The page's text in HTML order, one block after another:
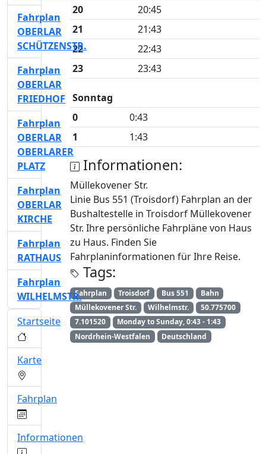
20
20:45
21
21:43
22
22:43
23
23:43
Sonntag
0
0:43
1
1:43
Informationen:
Müllekovener Str.
Linie Bus 551 (Troisdorf) Fahrplan an der
Bushaltestelle in Troisdorf Müllekovener
Str. Ihre persönliche Fahrpläne von Haus
zu Haus. Finden Sie
Fahrplaninformationen für Ihre Reise.
Tags:
Fahrplan Troisdorf Bus 551
Bahn
Müllekovener Str.
Wilhelmstr.
50.775700
7.101520
Monday to Sunday, 0:43 - 1:43
Nordrhein-Westfalen
Deutschland
Fahrplan
OBERLAR
SCHÜTZENSTR.
Fahrplan
OBERLAR
FRIEDHOF
Fahrplan
OBERLAR
OBERLARER
PLATZ
Fahrplan
OBERLAR
KIRCHE
Fahrplan
RATHAUS
Fahrplan
WILHELMSTR.
Startseite
Karte
Fahrplan
Informationen